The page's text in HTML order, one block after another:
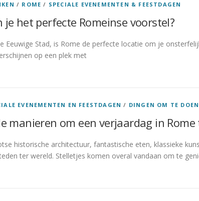
/ ROME / SPECIALE EVENEMENTEN & FEESTDAGEN
je het perfecte Romeinse voorstel?
Eeuwige Stad, is Rome de perfecte locatie om je
op een plek met
EVENEMENTEN EN FEESTDAGEN / DINGEN OM TE DOEN
manieren om een verjaardag in Rome
historische architectuur, fantastische eten, klassieke
ter wereld. Stelletjes komen overal vandaan om te